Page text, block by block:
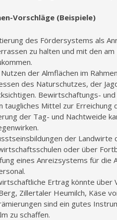
Vorschläge (Beispiele)
des Fördersystems als
zu halten und mit den
der Almflächen im
des Naturschutzes, der
Bewirtschaftungs-
taugliches Mittel zur
der Tag- und Nachtweide
der Landwirte
oder über
eines Anreizsystems für die
Ertrag könnte über
Zillertaler Heumilch, Käse
sind ein gutes
zu schaffen.